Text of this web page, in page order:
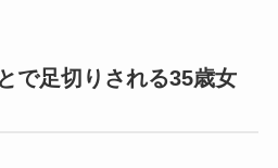
で足切りされる35歳女